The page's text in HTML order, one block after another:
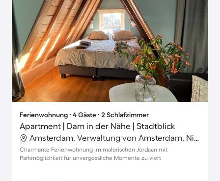
Ferienwohnung ∙ 4 Gäste ∙ 2 Schlafzimmer
Apartment | Dam in der Nähe | Stadtblick
Amsterdam, Verwaltung von Amsterdam, Niederlande
Charmante Ferienwohnung im malerischen Jordaan mit
Parkmöglichkeit für unvergessliche Momente zu viert